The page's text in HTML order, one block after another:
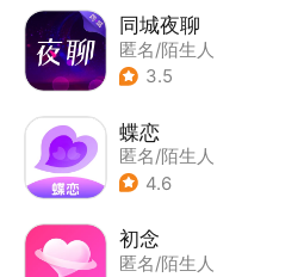
同城夜聊
匿名/陌生人
3.5
蝶恋
匿名/陌生人
4.6
初念
匿名/陌生人